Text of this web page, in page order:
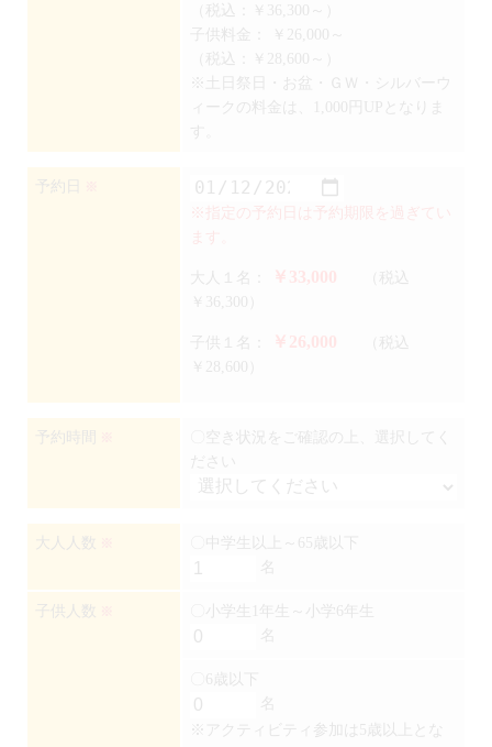
（税込：￥36,300～）
￥26,000～
（税込：￥28,600～）
※土日祭日・お盆・ＧＷ・シルバーウ
ィークの料金は、1,000円UPとなりま
予約日
※指定の予約日は予約期限を過ぎてい
大人１名： ￥33,000
（税込
￥36,300）
子供１名： ￥26,000
（税込
￥28,600）
予約時間
〇空き状況をご確認の上、選択してく
ださい
大人人数
〇中学生以上～65歳以下
名
子供人数
〇小学生1年生～小学6年生
名
〇6歳以下
名
※アクティビティ参加は5歳以上とな